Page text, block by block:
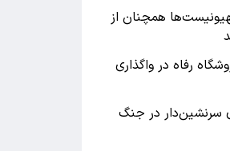
همچنان از
رفاه در واگذاری
7 هواپیمای سرنشین‌دار در جنگ